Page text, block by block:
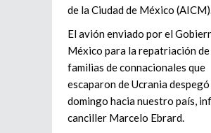
de la Ciudad de México
El avión enviado por el
México para la repatriación de
familias de connacionales que
escaparon de Ucrania
domingo hacia nuestro país,
canciller Marcelo Ebrard.